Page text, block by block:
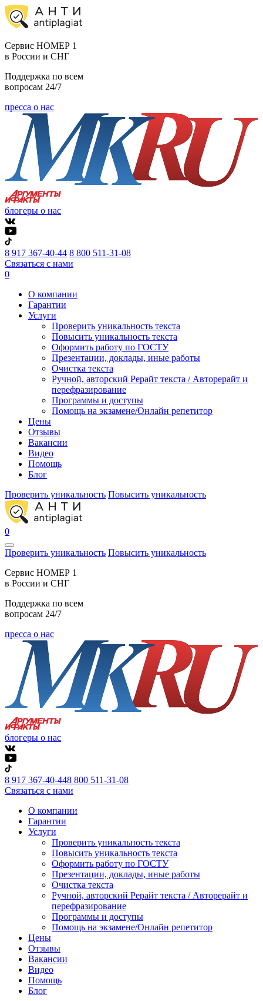
Cервис НОМЕР 1
в России и СНГ
Поддержка по всем
вопросам 24/7
пресса о нас
блогеры о нас
8 917 367-40-44 8 800 511-31-08
Связаться с нами
0
О компании
Гарантии
Услуги
Проверить уникальность текста
Повысить уникальность текста
Оформить работу по ГОСТУ
Презентации, доклады, иные работы
Очистка текста
Ручной, авторский Рерайт текста / Авторерайт и
перефразирование
Программы и доступы
Помощь на экзамене/Онлайн репетитор
Цены
Отзывы
Вакансии
Видео
Помощь
Блог
Проверить уникальность Повысить уникальность
0
Проверить уникальность Повысить уникальность
Cервис НОМЕР 1
в России и СНГ
Поддержка по всем
вопросам 24/7
пресса о нас
блогеры о нас
8 917 367-40-448 800 511-31-08
Связаться с нами
О компании
Гарантии
Услуги
Проверить уникальность текста
Повысить уникальность текста
Оформить работу по ГОСТУ
Презентации, доклады, иные работы
Очистка текста
Ручной, авторский Рерайт текста / Авторерайт и
перефразирование
Программы и доступы
Помощь на экзамене/Онлайн репетитор
Цены
Отзывы
Вакансии
Видео
Помощь
Блог